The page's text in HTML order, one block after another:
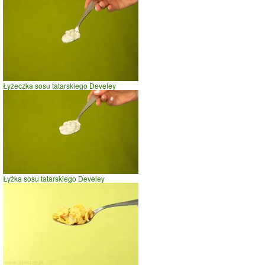
Łyżeczka sosu tatarskiego Develey
Łyżka sosu tatarskiego Develey